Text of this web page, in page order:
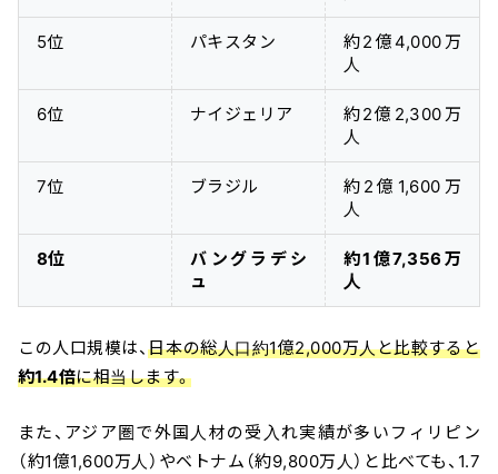
5位 パキスタン
約2億4,000万
人
6位 ナイジェリア
約2億2,300万
人
7位 ブラジル
約2億1,600万
人
8位
バングラデシ
ュ
約1億7,356万
人
この人口規模は、日本の総人口約1億2,000万人と比較すると
約1.4倍に相当します。
また、アジア圏で外国人材の受入れ実績が多いフィリピン
（約1億1,600万人）やベトナム（約9,800万人）と比べても、1.7